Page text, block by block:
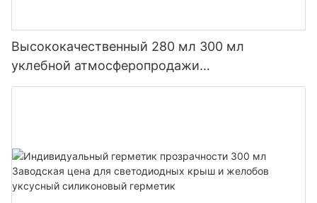
Высококачественный 280 мл 300 мл
уклебной атмосферопродажи
многофункциональный клей -силиконовый